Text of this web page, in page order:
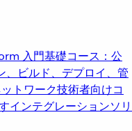
入門基礎コース：公
、ビルド、デプロイ、管
トワーク技術者向けコ
インテグレーションソリ